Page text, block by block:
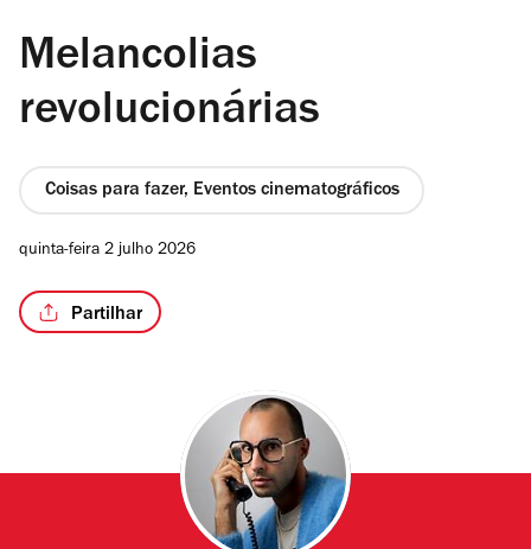
Melancolias
revolucionárias
Coisas para fazer, Eventos cinematográficos
quinta-feira 2 julho 2026
Partilhar